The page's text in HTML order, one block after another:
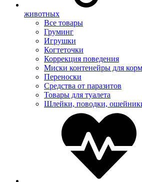
животных
Все товары
Груминг
Игрушки
Когтеточки
Коррекция поведения
Миски контенейры для
Переноски
Средства от паразитов
Товары для туалета
Шлейки, поводки,